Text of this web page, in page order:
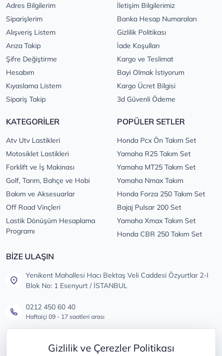
Gizlilik ve Çerezler Politikası
Adres Bilgilerim
Siparişlerim
Alışveriş Listem
Arıza Takip
Şifre Değiştirme
Hesabım
Kıyaslama Listem
Sipariş Takip
İletişim Bilgilerimiz
Banka Hesap Numaraları
Gizlilik Politikası
İade Koşulları
Kargo ve Teslimat
Bayi Olmak İstiyorum
Kargo Ücret Bilgisi
3d Güvenli Ödeme
KATEGORİLER
Atv Utv Lastikleri
Motosiklet Lastikleri
Forklift ve İş Makinası
Golf, Tarım, Bahçe ve Hobi
Bakım ve Aksesuarlar
Off Road Vinçleri
Lastik Dönüşüm Hesaplama
Programı
POPÜLER SETLER
Honda Pcx Ön Takım Set
Yamaha R25 Takım Set
Yamaha MT25 Takım Set
Yamaha Nmax Takım
Honda Forza 250 Takım Set
Bajaj Pulsar 200 Set
Yamaha Xmax Takım Set
Honda CBR 250 Takım Set
BİZE ULAŞIN
Yenikent Mahallesi Hacı Bektaş Veli Caddesi Özyurtlar 2-I
Blok No: 1 Esenyurt / İSTANBUL
0212 450 60 40
Haftaiçi 09 - 17 saatleri arası
Tüm öneri ve şikayetleriniz için